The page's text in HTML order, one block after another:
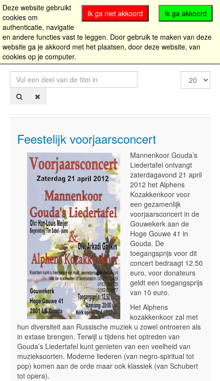
Vul
een
deel
de
Toon
#
Feestelijk voorjaarsconcert
Mannenkoor Gouda’s
Liedertafel ontvangt
zaterdagavond 21 april
2012 het Alphens
Kozakkenkoor voor
een gezamenlijk
voorjaarsconcert in de
Gouwekerk aan de
Hoge Gouwe 41 in
Gouda. De
toegangsprijs voor dit
concert bedraagt 12.50
euro, voor donateurs
geldt een toegangsprijs
van 10 euro.
Het Alphens
kozakkenkoor zal met
hun diversiteit aan Russische muziek u zowel ontroeren als
in extase brengen. Terwijl u tijdens het optreden van
Gouda’s Liedertafel kunt genieten van een veelheid van
muzieksoorten. Moderne liederen (van negro-spiritual tot
pop) komen aan de orde maar ook klassiek (van Schubert
tot opera).
Ik ga akkoord
Ik ga niet akkoord
Deze website gebruikt
cookies om
authenticatie, navigatie
en andere functies vast te leggen. Door gebruik te maken van deze
website ga je akkoord met het plaatsen, door deze website, van
cookies op je computer.